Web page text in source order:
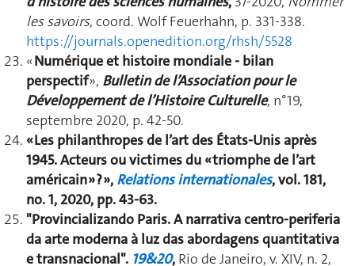
les savoirs, coord. Wolf Feuerhahn, p. 331-338.
https://journals.openedition.org/rhsh/5528
«Numérique et histoire mondiale - bilan
perspectif», Bulletin de l’Association pour le
Développement de l’Histoire Culturelle, n°19,
septembre 2020, p. 42-50.
« Les philanthropes de l’art des États-Unis après
1945. Acteurs ou victimes du « triomphe de l’art
américain » ? », Relations internationales, vol. 181,
no. 1, 2020, pp. 43-63.
"Provincializando Paris. A narrativa centro-periferia
da arte moderna à luz das abordagens quantitativa
e transnacional". 19&20, Rio de Janeiro, v. XIV, n. 2,